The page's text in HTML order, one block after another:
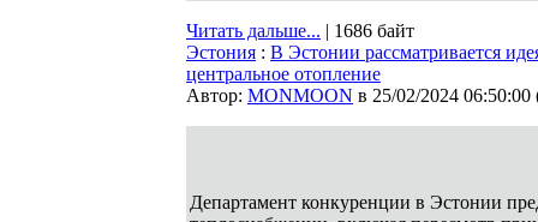
Читать дальше... | 1686 байт
Эстония : В Эстонии рассматривается
центральное отопление
Автор: MONMOON в 25/02/2024 06:50:00
Департамент конкуренции в Эстонии